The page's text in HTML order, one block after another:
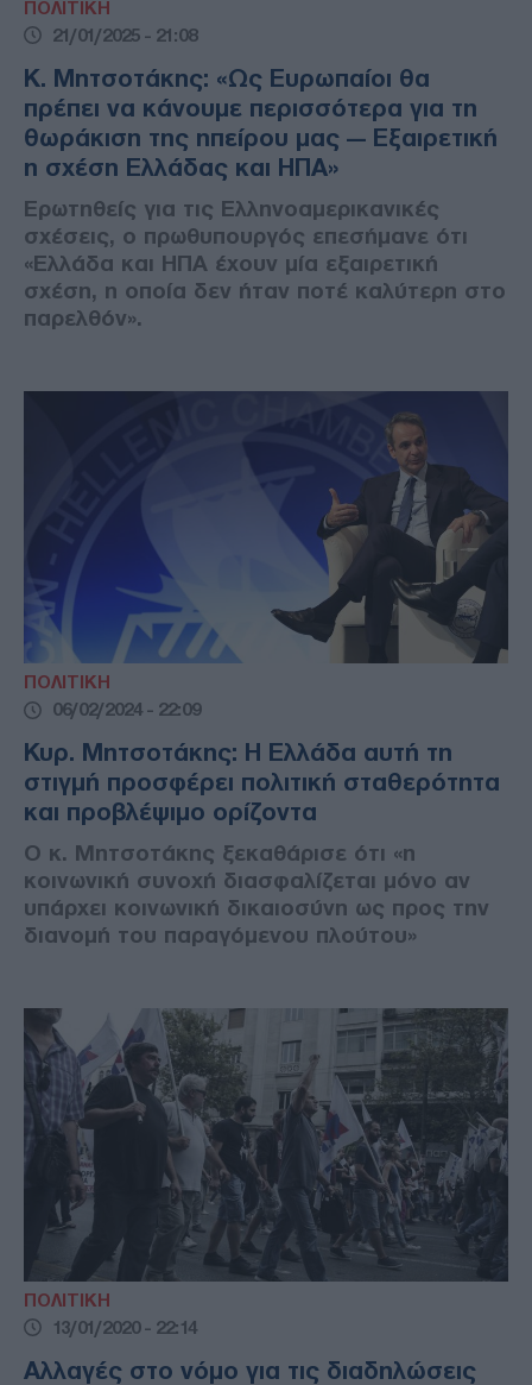
ΠΟΛΙΤΙΚΗ
21/01/2025 - 21:08
Κ. Μητσοτάκης: «Ως Ευρωπαίοι θα
πρέπει να κάνουμε περισσότερα για τη
θωράκιση της ηπείρου μας — Εξαιρετική
η σχέση Ελλάδας και ΗΠΑ»
Ερωτηθείς για τις Ελληνοαμερικανικές
σχέσεις, ο πρωθυπουργός επεσήμανε ότι
«Ελλάδα και ΗΠΑ έχουν μία εξαιρετική
σχέση, η οποία δεν ήταν ποτέ καλύτερη στο
παρελθόν».
ΠΟΛΙΤΙΚΗ
06/02/2024 - 22:09
Κυρ. Μητσοτάκης: Η Ελλάδα αυτή τη
στιγμή προσφέρει πολιτική σταθερότητα
και προβλέψιμο ορίζοντα
Ο κ. Μητσοτάκης ξεκαθάρισε ότι «η
κοινωνική συνοχή διασφαλίζεται μόνο αν
υπάρχει κοινωνική δικαιοσύνη ως προς την
διανομή του παραγόμενου πλούτου»
ΠΟΛΙΤΙΚΗ
13/01/2020 - 22:14
Αλλαγές στο νόμο για τις διαδηλώσεις